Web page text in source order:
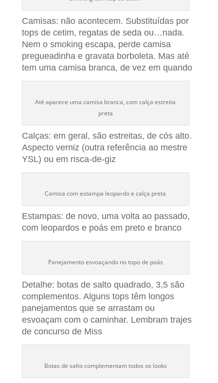
Camisas: não acontecem. Substituí­das por
tops de cetim, regatas de seda ou…nada.
Nem o smoking escapa, perde camisa
pregueadinha e gravata borboleta. Mas até
tem uma camisa branca, de vez em quando
Até aparece uma camisa branca, com calça estreita
preta
Calças: em geral, são estreitas, de cós alto.
Aspecto verniz (outra referência ao mestre
YSL) ou em risca-de-giz
Camisa com estampa leopardo e calça preta
Estampas: de novo, uma volta ao passado,
com leopardos e poás em preto e branco
Panejamento esvoaçando no topo de poás
Detalhe: botas de salto quadrado, 3,5 são
complementos. Alguns tops têm longos
panejamentos que se arrastam ou
esvoaçam com o caminhar. Lembram trajes
de concurso de Miss
Botas de salto complementam todos os looks